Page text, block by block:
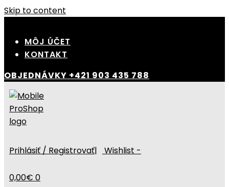
Skip to content
MÔJ ÚČET
KONTAKT
OBJEDNÁVKY +421 903 435 788
Prihlásiť / Registrovať| Wishlist -
0,00€ 0